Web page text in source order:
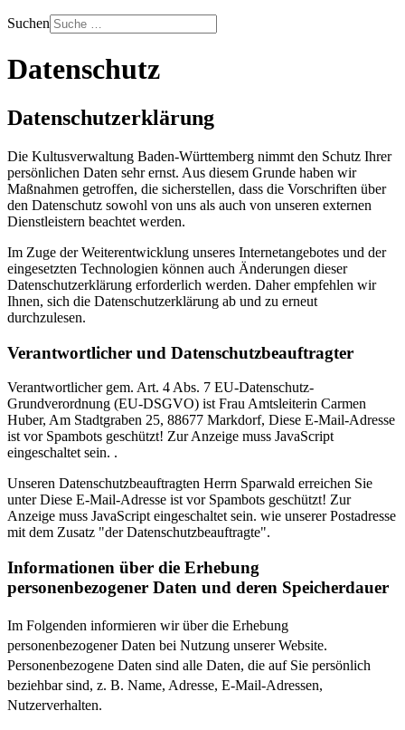
Suchen
Datenschutz
Datenschutzerklärung
Die Kultusverwaltung Baden-Württemberg nimmt den Schutz Ihrer
persönlichen Daten sehr ernst. Aus diesem Grunde haben wir
Maßnahmen getroffen, die sicherstellen, dass die Vorschriften über
den Datenschutz sowohl von uns als auch von unseren externen
Dienstleistern beachtet werden.
Im Zuge der Weiterentwicklung unseres Internetangebotes und der
eingesetzten Technologien können auch Änderungen dieser
Datenschutzerklärung erforderlich werden. Daher empfehlen wir
Ihnen, sich die Datenschutzerklärung ab und zu erneut
durchzulesen.
Verantwortlicher und Datenschutzbeauftragter
Verantwortlicher gem. Art. 4 Abs. 7 EU-Datenschutz-
Grundverordnung (EU-DSGVO) ist Frau Amtsleiterin Carmen
Huber, Am Stadtgraben 25, 88677 Markdorf, Diese E-Mail-Adresse
ist vor Spambots geschützt! Zur Anzeige muss JavaScript
eingeschaltet sein. .
Unseren Datenschutzbeauftragten Herrn Sparwald erreichen Sie
unterDiese E-Mail-Adresse ist vor Spambots geschützt! Zur
Anzeige muss JavaScript eingeschaltet sein. wie unserer Postadresse
mit dem Zusatz "der Datenschutzbeauftragte".
Informationen über die Erhebung
personenbezogener Daten und deren Speicherdauer
Im Folgenden informieren wir über die Erhebung
personenbezogener Daten bei Nutzung unserer Website.
Personenbezogene Daten sind alle Daten, die auf Sie persönlich
beziehbar sind, z. B. Name, Adresse, E-Mail-Adressen,
Nutzerverhalten.